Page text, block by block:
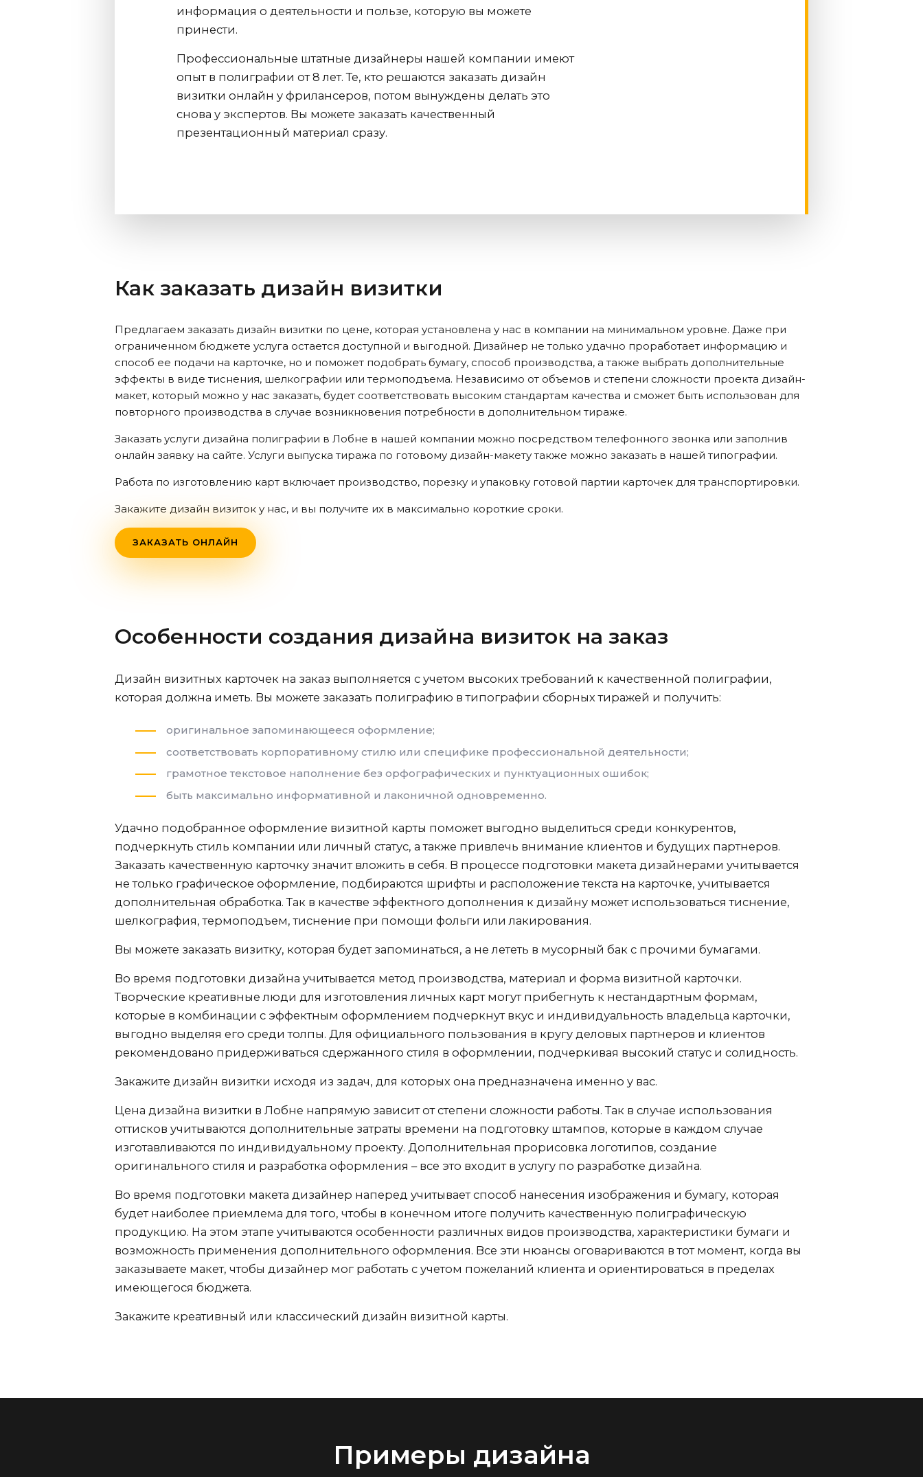
информация о деятельности и пользе, которую вы можете
принести.
Профессиональные штатные дизайнеры нашей компании имеют
опыт в полиграфии от 8 лет. Те, кто решаются заказать дизайн
визитки онлайн у фрилансеров, потом вынуждены делать это
снова у экспертов. Вы можете заказать качественный
презентационный материал сразу.
Как заказать дизайн визитки
Предлагаем заказать дизайн визитки по цене, которая установлена у нас в компании на минимальном уровне. Даже при
ограниченном бюджете услуга остается доступной и выгодной. Дизайнер не только удачно проработает информацию и
способ ее подачи на карточке, но и поможет подобрать бумагу, способ производства, а также выбрать дополнительные
эффекты в виде тиснения, шелкографии или термоподъема. Независимо от объемов и степени сложности проекта дизайн-
макет, который можно у нас заказать, будет соответствовать высоким стандартам качества и сможет быть использован для
повторного производства в случае возникновения потребности в дополнительном тираже.
Заказать услуги дизайна полиграфии в Лобне в нашей компании можно посредством телефонного звонка или заполнив
онлайн заявку на сайте. Услуги выпуска тиража по готовому дизайн-макету также можно заказать в нашей типографии.
Работа по изготовлению карт включает производство, порезку и упаковку готовой партии карточек для транспортировки.
Закажите дизайн визиток у нас, и вы получите их в максимально короткие сроки.
ЗАКАЗАТЬ ОНЛАЙН
Особенности создания дизайна визиток на заказ
Дизайн визитных карточек на заказ выполняется с учетом высоких требований к качественной полиграфии,
которая должна иметь. Вы можете заказать полиграфию в типографии сборных тиражей и получить:
оригинальное запоминающееся оформление;
соответствовать корпоративному стилю или специфике профессиональной деятельности;
грамотное текстовое наполнение без орфографических и пунктуационных ошибок;
быть максимально информативной и лаконичной одновременно.
Удачно подобранное оформление визитной карты поможет выгодно выделиться среди конкурентов,
подчеркнуть стиль компании или личный статус, а также привлечь внимание клиентов и будущих партнеров.
Заказать качественную карточку значит вложить в себя. В процессе подготовки макета дизайнерами учитывается
не только графическое оформление, подбираются шрифты и расположение текста на карточке, учитывается
дополнительная обработка. Так в качестве эффектного дополнения к дизайну может использоваться тиснение,
шелкография, термоподъем, тиснение при помощи фольги или лакирования.
Вы можете заказать визитку, которая будет запоминаться, а не лететь в мусорный бак с прочими бумагами.
Во время подготовки дизайна учитывается метод производства, материал и форма визитной карточки.
Творческие креативные люди для изготовления личных карт могут прибегнуть к нестандартным формам,
которые в комбинации с эффектным оформлением подчеркнут вкус и индивидуальность владельца карточки,
выгодно выделяя его среди толпы. Для официального пользования в кругу деловых партнеров и клиентов
рекомендовано придерживаться сдержанного стиля в оформлении, подчеркивая высокий статус и солидность.
Закажите дизайн визитки исходя из задач, для которых она предназначена именно у вас.
Цена дизайна визитки в Лобне напрямую зависит от степени сложности работы. Так в случае использования
оттисков учитываются дополнительные затраты времени на подготовку штампов, которые в каждом случае
изготавливаются по индивидуальному проекту. Дополнительная прорисовка логотипов, создание
оригинального стиля и разработка оформления – все это входит в услугу по разработке дизайна.
Во время подготовки макета дизайнер наперед учитывает способ нанесения изображения и бумагу, которая
будет наиболее приемлема для того, чтобы в конечном итоге получить качественную полиграфическую
продукцию. На этом этапе учитываются особенности различных видов производства, характеристики бумаги и
возможность применения дополнительного оформления. Все эти нюансы оговариваются в тот момент, когда вы
заказываете макет, чтобы дизайнер мог работать с учетом пожеланий клиента и ориентироваться в пределах
имеющегося бюджета.
Закажите креативный или классический дизайн визитной карты.
Примеры дизайна